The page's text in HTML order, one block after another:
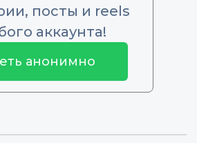
посты и reels
аккаунта!
анонимно